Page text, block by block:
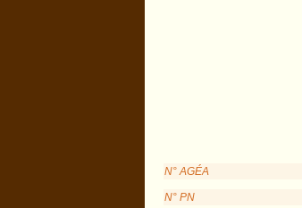
N° AGÉA
N° PN